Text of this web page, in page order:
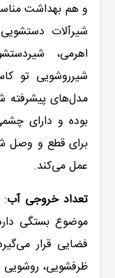
و هم بهداشت
شیرآلات دستشویی
اهرمی،
شیرروشویی تو
مدل‌های پیشرفته
بوده و دارای
برای قطع و وصل
عمل می‌کند.
تعداد خروجی آب:
موضوع بستگی
فضایی قرار
ظرفشویی،